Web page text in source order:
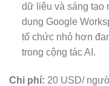
dữ liệu và sáng tạo
dụng Google
tổ chức nhỏ hơn
trong cộng tác AI.
Chi phí: 20 USD/